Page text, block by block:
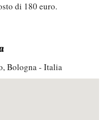
di 180 euro.
Bologna - Italia